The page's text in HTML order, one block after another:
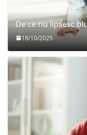
De ce nu lipsesc
18/10/2025